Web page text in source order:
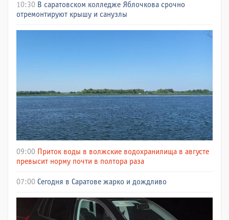
10:30 В саратовском колледже Яблочкова срочно
отремонтируют крышу и санузлы
09:00 Приток воды в волжские водохранилища в августе
превысит норму почти в полтора раза
07:00 Сегодня в Саратове жарко и дождливо